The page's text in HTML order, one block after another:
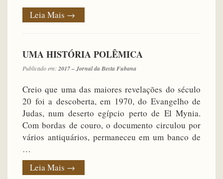
Leia Mais →
UMA HISTÓRIA POLÊMICA
Publicado em: 2017 – Jornal da Besta Fubana
Creio que uma das maiores revelações do século
20 foi a descoberta, em 1970, do Evangelho de
Judas, num deserto egípcio perto de El Mynia.
Com bordas de couro, o documento circulou por
vários antiquários, permaneceu em um banco de
…
Leia Mais →